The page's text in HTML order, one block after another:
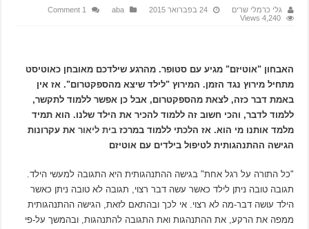
גלי כרמלי שרים 24 בפברואר 2015 aba
1 Comment
4,240 Views
האבחון "אוטיזם" מגיע עם סטופר. מהרגע שילדכם מאובחן כאוטיסט
מתחיל מירוץ נגד הזמן. המירוץ "לילד שיצא מהספקטרום". אז אין
באמת דבר כזה, לצאת מהספקטרום, אבל כן אפשר ללמוד לתקשר,
ללמוד לדבר, והכי חשוב זה ללמוד להכיר את הילד שלנו. הוא תמיד
מלמד אותנו מי הוא. אז הלכתי ללמוד במרכזבית ליאור את עקרונות
הגישה ההתנהגותית לטיפול בילדים עם אוטיזם
"כל התורה על רגל אחת" בגישה ההתנהגותית היא התגובה למעשי הילד.
תגובה טובה ניתן לילד כאשר עשה דבר רצוי, תגובה לא טובה ניתן כאשר
הילד עושה דבר-מה לא רצוי. אי לכך ובהתאם לזאת, הגישה ההתנהגותית
ממפה את הרקע, את ההתנהגות ואת התגובה להתנהגות, ובהמשך על-פי